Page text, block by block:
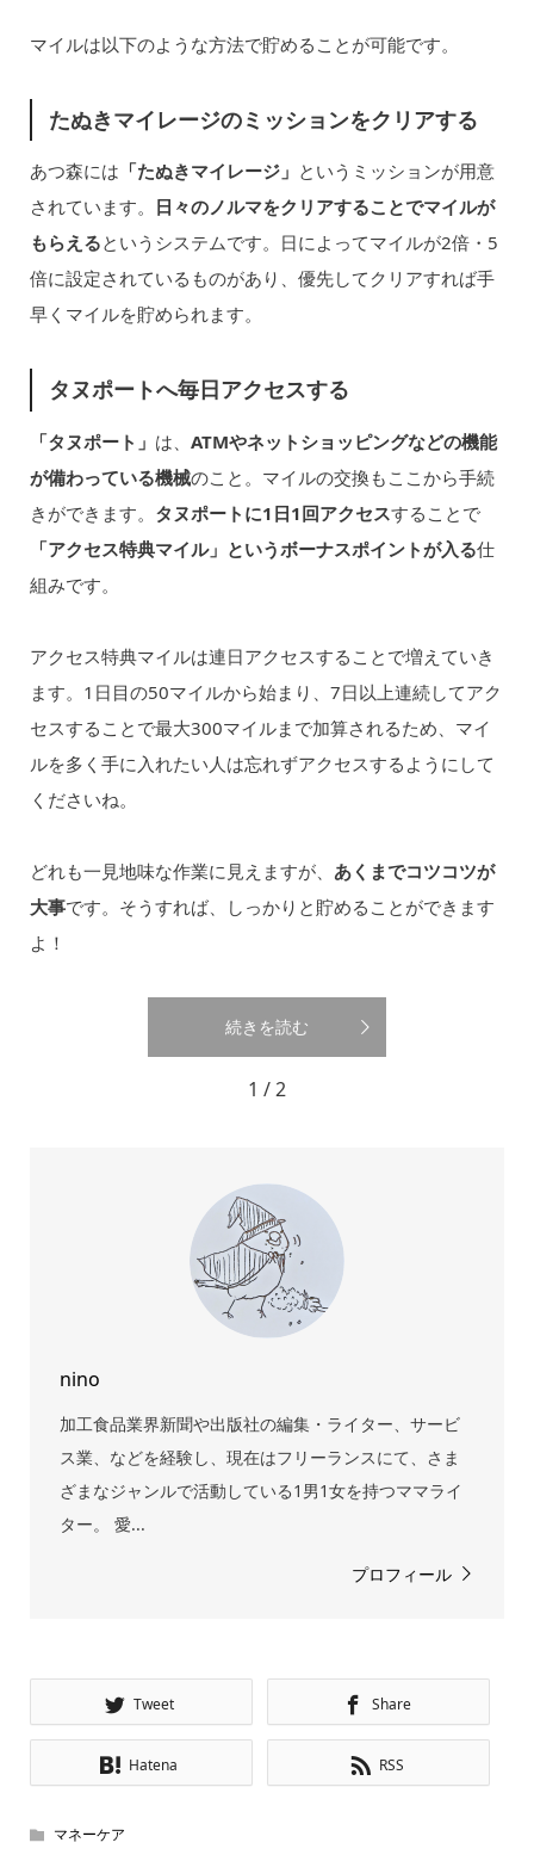
マイルは以下のような方法で貯めることが可能です。
たぬきマイレージのミッションをクリアする
あつ森には 「たぬきマイレージ」 というミッションが用意
されています。 日々のノルマをクリアすることでマイルが
もらえるというシステムです。日によってマイルが2倍・5
倍に設定されているものがあり、優先してクリアすれば手
早くマイルを貯められます。
タヌポートへ毎日アクセスする
「タヌポート」 は、 ATMやネットショッピングなどの機能
が備わっている機械のこと。マイルの交換もここから手続
きができます。 タヌポートに1日1回アクセスすることで
「アクセス特典マイル」というボーナスポイントが入る仕
組みです。
アクセス特典マイルは連日アクセスすることで増えていき
ます。1日目の50マイルから始まり、7日以上連続してアク
セスすることで最大300マイルまで加算されるため、マイ
ルを多く手に入れたい人は忘れずアクセスするようにして
くださいね。
どれも一見地味な作業に見えますが、 あくまでコツコツが
大事です。そうすれば、しっかりと貯めることができます
よ！
続きを読む
1 / 2
nino
加工食品業界新聞や出版社の編集・ライター、サービ
ス業、などを経験し、現在はフリーランスにて、さま
ざまなジャンルで活動している1男1女を持つママライ
ター。 愛...
プロフィール
Tweet Share
Hatena RSS
マネーケア